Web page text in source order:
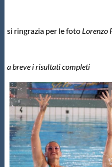
Flash News
Galleria fotografica
Videogallery
si ringrazia per le fotoLorenzo
a breve i risultati completi